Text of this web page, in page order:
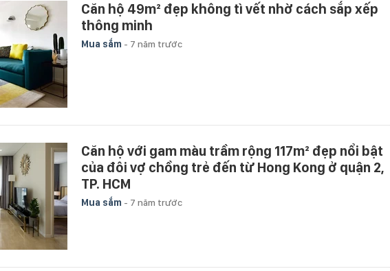
Căn hộ 49m² đẹp không tì vết nhờ cách sắp xếp
thông minh
Mua sắm - 7 năm trước
Căn hộ với gam màu trầm rộng 117m² đẹp nổi bật
của đôi vợ chồng trẻ đến từ Hong Kong ở quận 2,
TP. HCM
Mua sắm - 7 năm trước